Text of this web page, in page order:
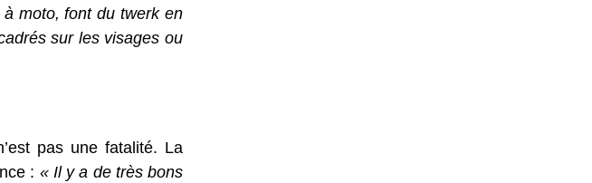
moto, font du twerk en
sur les visages ou
pas une fatalité. La
: « Il y a de très bons